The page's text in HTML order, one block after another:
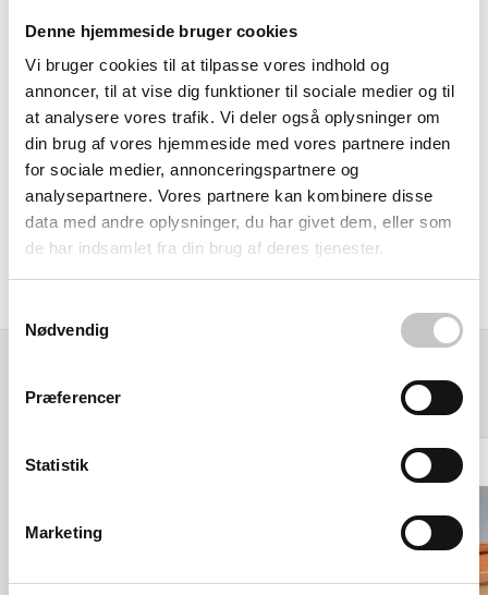
Denne hjemmeside bruger cookies
Vi bruger cookies til at tilpasse vores indhold og
annoncer, til at vise dig funktioner til sociale medier og til
at analysere vores trafik. Vi deler også oplysninger om
din brug af vores hjemmeside med vores partnere inden
for sociale medier, annonceringspartnere og
analysepartnere. Vores partnere kan kombinere disse
data med andre oplysninger, du har givet dem, eller som
de har indsamlet fra din brug af deres tjenester.
Nødvendig
Præferencer
Statistik
Marketing
Præcise mål og bred anvendelse
De udvendige mål på 400 x 300 x 250H mm gør kassen
nem at stable og planlægge med, mens de indvendige mål
på 350 x 250 x 230H mm viser den faktiske plads til
indhold. Kassen fungerer glimrende til transport af
værktøj, opbevaring af reservedele eller organisering af
småkomponenter. Den er særligt velegnet til miljøer med
temperaturudsving og kan bruges både indendørs og
Relaterede varer